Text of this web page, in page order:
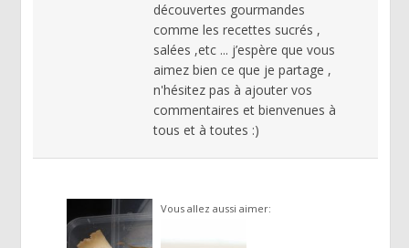
découvertes gourmandes
comme les recettes sucrés ,
salées ,etc ... j’espère que vous
aimez bien ce que je partage ,
n'hésitez pas à ajouter vos
commentaires et bienvenues à
tous et à toutes :)
Vous allez aussi aimer: